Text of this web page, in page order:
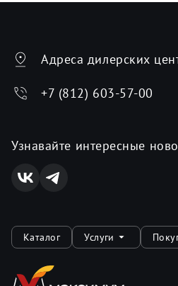
Адреса дилерских
+7 (812) 603-57-00
Узнавайте интересные
Каталог Услуги